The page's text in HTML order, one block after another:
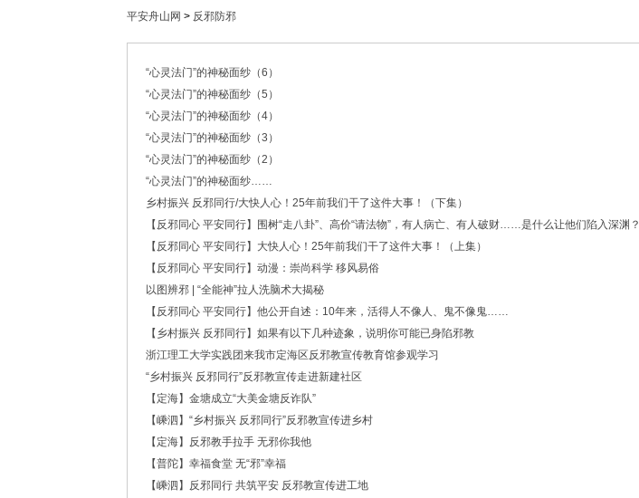
·中共舟山市委政法委员会招聘公告
·中共舟山市委政法委员会招聘公告
·市委政法工作会议召开 梁雪冬讲话
·中共浙江省委常委、政法委书记王成国致全省政法干警的新春贺词
·市委政法委机关召开年度考核会
·梁雪冬带队开展春节前安全督导检查工作
·法治日报｜探索构建海上“融治理”模式
·中共舟山市委政法委员会招聘公告
·抽奖赢福袋｜2024我与平安舟山的温暖点滴
平安舟山网 > 反邪防邪
“心灵法门”的神秘面纱（6）
“心灵法门”的神秘面纱（5）
“心灵法门”的神秘面纱（4）
“心灵法门”的神秘面纱（3）
“心灵法门”的神秘面纱（2）
“心灵法门”的神秘面纱……
乡村振兴 反邪同行/大快人心！25年前我们干了这件大事！（下集）
【反邪同心 平安同行】围树“走八卦”、高价“请法物”，有人病亡、有人破财……是什么让他们陷入深渊？
【反邪同心 平安同行】大快人心！25年前我们干了这件大事！（上集）
【反邪同心 平安同行】动漫：崇尚科学 移风易俗
以图辨邪 | “全能神”拉人洗脑术大揭秘
【反邪同心 平安同行】他公开自述：10年来，活得人不像人、鬼不像鬼……
【乡村振兴 反邪同行】如果有以下几种迹象，说明你可能已身陷邪教
浙江理工大学实践团来我市定海区反邪教宣传教育馆参观学习
“乡村振兴 反邪同行”反邪教宣传走进新建社区
【定海】金塘成立“大美金塘反诈队”
【嵊泗】“乡村振兴 反邪同行”反邪教宣传进乡村
【定海】反邪教手拉手 无邪你我他
【普陀】幸福食堂 无“邪”幸福
【嵊泗】​反邪同行 共筑平安 反邪教宣传进工地